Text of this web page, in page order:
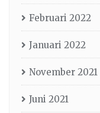
Februari 2022
Januari 2022
November 2021
Juni 2021